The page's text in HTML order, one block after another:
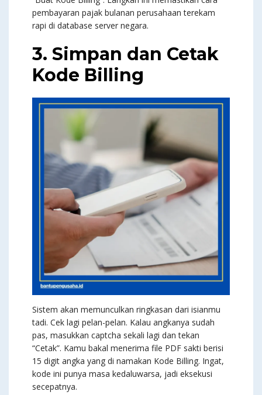
pembayaran pajak bulanan perusahaan terekam
rapi di database server negara.
3. Simpan dan Cetak
Kode Billing
Sistem akan memunculkan ringkasan dari isianmu
tadi. Cek lagi pelan-pelan. Kalau angkanya sudah
pas, masukkan captcha sekali lagi dan tekan
“Cetak”. Kamu bakal menerima file PDF sakti berisi
15 digit angka yang di namakan Kode Billing. Ingat,
kode ini punya masa kedaluwarsa, jadi eksekusi
secepatnya.